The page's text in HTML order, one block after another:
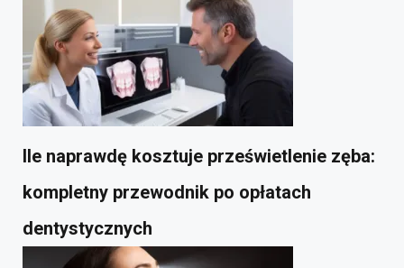
Ile naprawdę kosztuje prześwietlenie zęba:
kompletny przewodnik po opłatach
dentystycznych